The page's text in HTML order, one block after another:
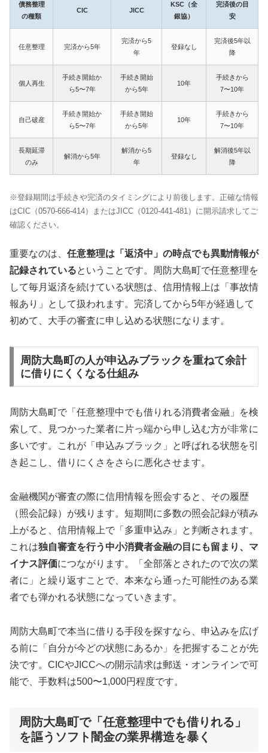
債務整理
の種類
CIC JICC
KSC（全
銀協）
完済後の目
安
任意整理 完済から5年
完済から5
年
登録なし
完済後5年以
降
個人再生
手続き開始か
ら5〜7年
手続き開始
から5年
10年
手続きから
7〜10年
自己破産
手続き開始か
ら5〜7年
手続き開始
から5年
10年
手続きから
7〜10年
長期延滞
のみ
解消から5年
解消から5
年
登録なし
解消後5年以
降
※登録期間は手続きや完済のタイミングにより前後します。正確な情報
はCIC（0570-666-414）またはJICC（0120-441-481）に開示請求してご
確認ください。
重要なのは、 任意整理は「返済中」の時点でも異動情報が
記録されているということです。周防大島町で任意整理を
して毎月返済を続けている状態は、信用情報上は「事故情
報あり」として扱われます。完済してから5年が経過して
初めて、大手の審査に申し込める状態になります。
周防大島町の人が申込みブラックを重ねて余計
に借りにくくなる仕組み
周防大島町で「任意整理中でも借りれる消費者金融」を検
索して、見つかった業者に片っ端から申し込む方が非常に
多いです。これが「申込みブラック」と呼ばれる状態を引
き起こし、借りにくさをさらに悪化させます。
金融機関が審査の際に信用情報を照会すると、その履歴
（照会記録）が残ります。短期間に多数の照会記録が積み
上がると、信用情報上で「多重申込み」と判断されます。
これは独自審査を行う中小消費者金融の目にも留まり、マ
イナス評価につながります。「全部落とされたので次の業
者に」と繰り返すことで、本来なら通った可能性のある業
者でも弾かれる状態になっていきます。
周防大島町で本当に借りる手段を探すなら、申込みを広げ
る前に「自分が今どの状態にあるか」を把握することが先
決です。CICやJICCへの開示請求は郵送・オンラインで可
能で、手数料は500〜1,000円程度です。
周防大島町で「任意整理中でも借りれる」
を謳うソフト闇金の業界構造を暴く